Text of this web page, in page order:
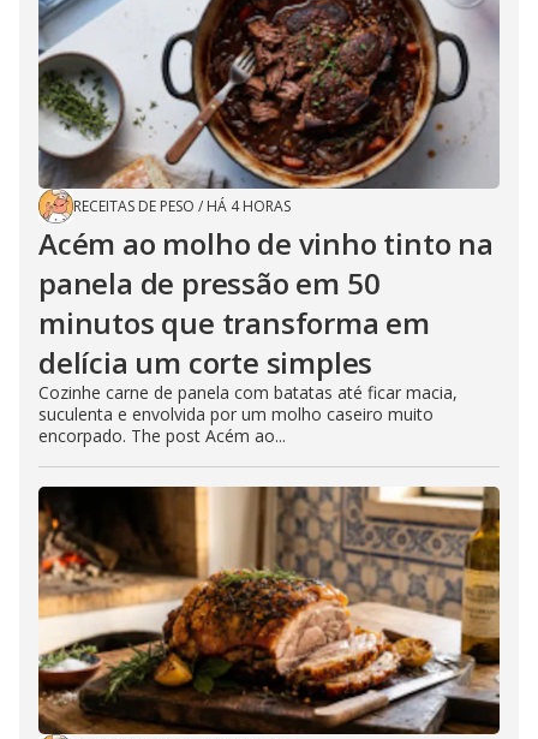
RECEITAS DE PESO / HÁ 4 HORAS
Acém ao molho de vinho tinto na
panela de pressão em 50
minutos que transforma em
delícia um corte simples
Cozinhe carne de panela com batatas até ficar macia,
suculenta e envolvida por um molho caseiro muito
encorpado. The post Acém ao...